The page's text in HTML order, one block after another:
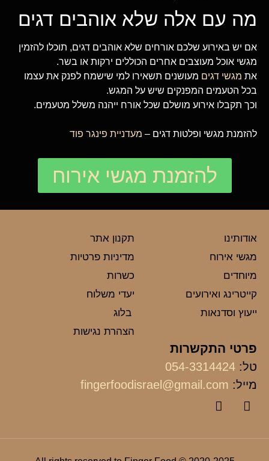
מה עם אלה שלא אוהבים דגים
אם יש באירוע שלכם אורחים שלא אוהבים דגים, תוכלו להזמין
מגשי אוכל מעוצבים אחרים הכוללים ירקות או בשר.
את מגשי דגים מעושנים תשאירו למי שישמח לפנק את עצמו
בכל הטעמים המפנקים שיש על המגש.
וכך תקבלו אירוע מושלם שכל אורח ייהנה משלל מטעמים.
להזמנת מגשי ופלטות דגים – מעדניית פינגר פוד
להזמנת מגשי אירוח
אודותינו
מגשי אירוח
מיוחדים
קייטרינג ואירועים
ייעוץ וסדנאות
תקנון אתר
מדיניות פרטיות
כשרות
יעדי משלוח
בלוג
הצהרת נגישות
פרטי התקשרות
טל: 054-3314424
מייל: fingerfoodisrael@gmail.com